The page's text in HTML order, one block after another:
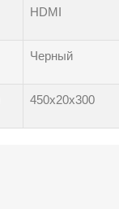
HDMI
Черный
450x20x300